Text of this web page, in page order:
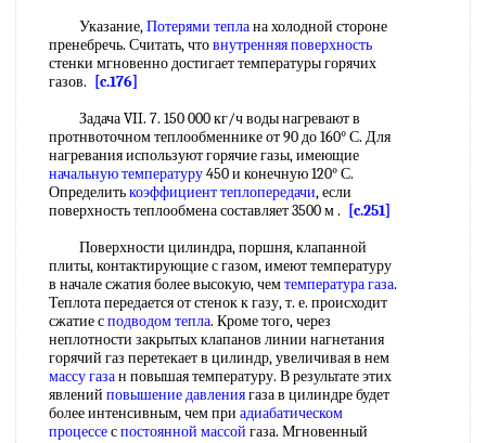
Указание,Потерями теплана холодной стороне
пренебречь. Считать, чтовнутренняя поверхность
стенки мгновенно достигает температуры горячих
газов.
[c.176]
Задача VII. 7. 150 000 кг/ч воды нагревают в
протнвоточном теплообменнике от 90 до 160° С. Для
нагревания используют горячие газы, имеющие
начальную температуру450 и конечную 120° С.
Определитькоэффициент теплопередачи, если
поверхность теплообмена составляет 3500 м .
[c.251]
Поверхности цилиндра, поршня, клапанной
плиты, контактирующие с газом, имеют температуру
в начале сжатия более высокую, чемтемпература газа.
Теплота передается от стенок к газу, т. е. происходит
сжатие сподводом тепла. Кроме того, через
неплотности закрытых клапанов линии нагнетания
горячий газ перетекает в цилиндр, увеличивая в нем
массу газан повышая температуру. В результате этих
явлений повышение давлениягаза в цилиндре будет
более интенсивным, чем при адиабатическом
процессеспостоянной массой газа. Мгновенный